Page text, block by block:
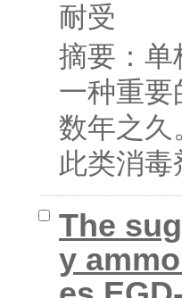
耐受
摘要： 单
一种重
数年之久
此类消
The
y